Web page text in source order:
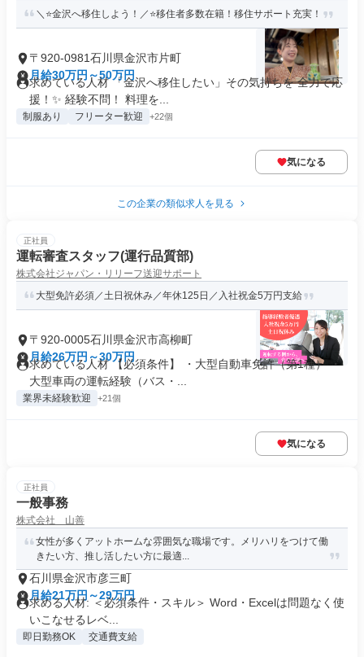
＼⭐金沢へ移住しよう！／⭐移住者多数在籍！移住サポート充実！
〒920-0981石川県金沢市片町
月給30万円～50万円
求めている人材 「金沢へ移住したい」その気持ちを 全力で応
援！✨ 経験不問！ 料理を...
制服あり フリーター歓迎 +22個
気になる
この企業の類似求人を見る
正社員
運転審査スタッフ(運行品質部)
株式会社ジャパン・リリーフ送迎サポート
大型免許必須／土日祝休み／年休125日／入社祝金5万円支給
〒920-0005石川県金沢市高柳町
月給26万円～30万円
求めている人材 【必須条件】 ・大型自動車免許（第1種） ・
大型車両の運転経験（バス・...
業界未経験歓迎 +21個
気になる
正社員
一般事務
株式会社 山善
女性が多くアットホームな雰囲気な職場です。メリハリをつけて働
きたい方、推し活したい方に最適...
石川県金沢市彦三町
月給21万円～29万円
求める人材: ＜必須条件・スキル＞ Word・Excelは問題なく使
いこなせるレベ...
即日勤務OK 交通費支給